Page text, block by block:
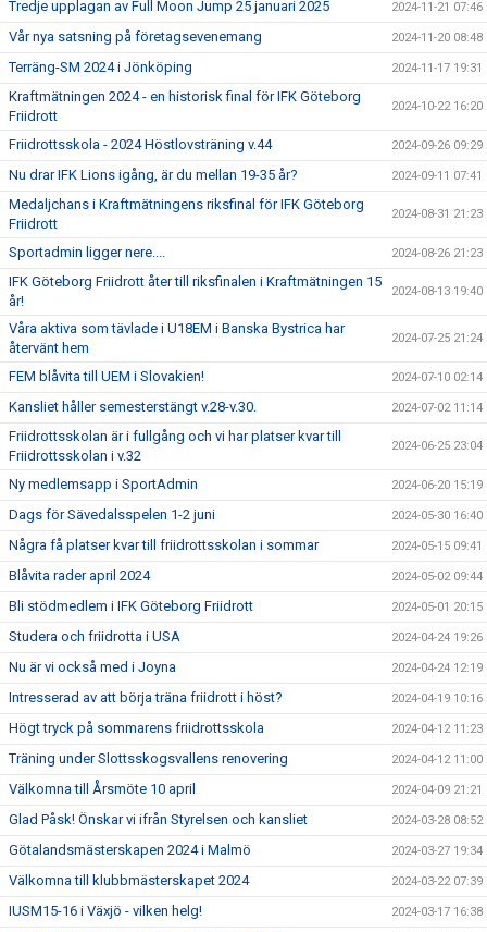
Tredje upplagan av Full Moon Jump 25 januari 2025 2024-11-21 07:46
Vår nya satsning på företagsevenemang 2024-11-20 08:48
Terräng-SM 2024 i Jönköping 2024-11-17 19:31
Kraftmätningen 2024 - en historisk final för IFK Göteborg
Friidrott
2024-10-22 16:20
Friidrottsskola - 2024 Höstlovsträning v.44 2024-09-26 09:29
Nu drar IFK Lions igång, är du mellan 19-35 år? 2024-09-11 07:41
Medaljchans i Kraftmätningens riksfinal för IFK Göteborg
Friidrott
2024-08-31 21:23
Sportadmin ligger nere.... 2024-08-26 21:23
IFK Göteborg Friidrott åter till riksfinalen i Kraftmätningen 15
år!
2024-08-13 19:40
Våra aktiva som tävlade i U18EM i Banska Bystrica har
återvänt hem
2024-07-25 21:24
FEM blåvita till UEM i Slovakien! 2024-07-10 02:14
Kansliet håller semesterstängt v.28-v.30. 2024-07-02 11:14
Friidrottsskolan är i fullgång och vi har platser kvar till
Friidrottsskolan i v.32
2024-06-25 23:04
Ny medlemsapp i SportAdmin 2024-06-20 15:19
Dags för Sävedalsspelen 1-2 juni 2024-05-30 16:40
Några få platser kvar till friidrottsskolan i sommar 2024-05-15 09:41
Blåvita rader april 2024 2024-05-02 09:44
Bli stödmedlem i IFK Göteborg Friidrott 2024-05-01 20:15
Studera och friidrotta i USA 2024-04-24 19:26
Nu är vi också med i Joyna 2024-04-24 12:19
Intresserad av att börja träna friidrott i höst? 2024-04-19 10:16
Högt tryck på sommarens friidrottsskola 2024-04-12 11:23
Träning under Slottsskogsvallens renovering 2024-04-12 11:00
Välkomna till Årsmöte 10 april 2024-04-09 21:21
Glad Påsk! Önskar vi ifrån Styrelsen och kansliet 2024-03-28 08:52
Götalandsmästerskapen 2024 i Malmö 2024-03-27 19:34
Välkomna till klubbmästerskapet 2024 2024-03-22 07:39
IUSM15-16 i Växjö - vilken helg! 2024-03-17 16:38